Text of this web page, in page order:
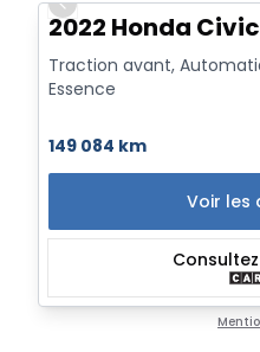
Previous slide
2022 Honda
Traction avant,
Essence
149 084 km
Voir les